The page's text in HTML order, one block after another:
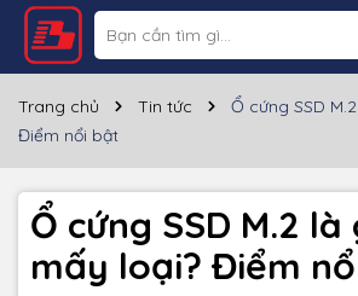
Trang chủ Tin tức
Ổ cứng SSD
Điểm nổi bật
Ổ cứng SSD M.2 là
mấy loại? Điểm